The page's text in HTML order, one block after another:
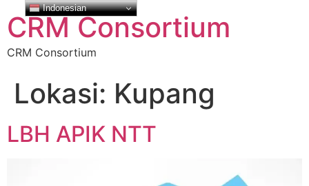
CRM Consortium
CRM Consortium
Lokasi: Kupang
LBH APIK NTT
Indonesian